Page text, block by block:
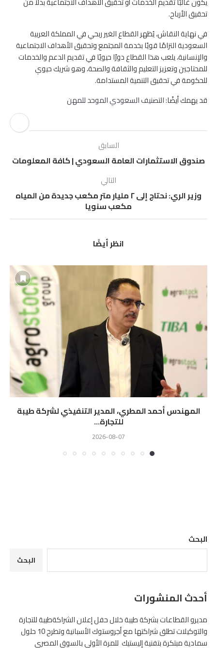
تحقيق الأرباح.
في نهاية النقاش، يُظهر القطاع الغير ربحي في المملكة العربية
السعودية التزامًا قويًا بخدمة المجتمع وتحقيق الأهداف الاجتماعية
والإنسانية، يلعب هذا القطاع دورًا حيويًا في تقديم الدعم والخدمات
للمحتاجين وتعزيز التعليم والثقافة والصحة، وهو شريك حيوي
للحكومة في تحقيق التنمية المستدامة.
قد يهمك أيضًا:التصنيف السعودي الموحد للمهن
السابق
صندوق الاستثمارات العامة السعودي | كافة المعلومات
التالي
وزير الري: نحتاج إلى ٢ مليار متر مكعب جديدة من المياه
مكعب سنويا
انظر أيضًا
المهندس أحمد المطري، المدير التنفيذي لشركة طيبة
للتجارة...
2026-08-07
البحث
البحث
أحدث المنشورات
مديرو القطاعات بشركة طيبة خلال حفل إعلان الشراكةطيبة للتجارة
والتوكيلات تطلق شراكتها مع أجروستوك الأسبانية وتطرح 10 حلول
سمادية مبتكرة بتفنية إليستيك للمرة الأولى بالسوق المصرى